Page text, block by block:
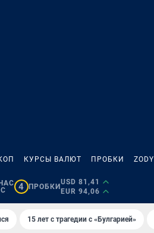
КУРСЫ ВАЛЮТ ПРОБКИ ZODY
4 ПРОБКИ
USD 81,41
EUR 94,06
15 лет с трагедии с «Булгарией»